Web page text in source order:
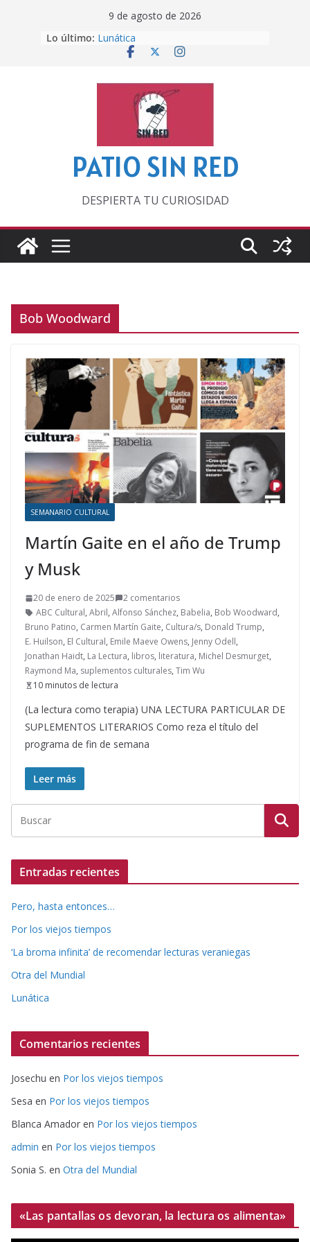
9 de agosto de 2026
Lo último: Lunática
Pero, hasta entonces…
‘La broma infinita’ de recomendar
lecturas veraniegas
Otra del Mundial
PATIO SIN RED
DESPIERTA TU CURIOSIDAD
Bob Woodward
SEMANARIO CULTURAL
Martín Gaite en el año de Trump
y Musk
20 de enero de 2025
2 comentarios
ABC Cultural, Abril, Alfonso Sánchez, Babelia, Bob Woodward,
Bruno Patino, Carmen Martín Gaite, Cultura/s, Donald Trump,
E. Huilson, El Cultural, Emile Maeve Owens, Jenny Odell,
Jonathan Haidt, La Lectura, libros, literatura, Michel Desmurget,
Raymond Ma, suplementos culturales, Tim Wu
10 minutos de lectura
(La lectura como terapia) UNA LECTURA PARTICULAR DE
SUPLEMENTOS LITERARIOS Como reza el título del
programa de fin de semana
Leer más
Entradas recientes
Pero, hasta entonces…
Por los viejos tiempos
‘La broma infinita’ de recomendar lecturas veraniegas
Otra del Mundial
Lunática
Comentarios recientes
Josechu en Por los viejos tiempos
Sesa en Por los viejos tiempos
Blanca Amador en Por los viejos tiempos
admin en Por los viejos tiempos
Sonia S. en Otra del Mundial
«Las pantallas os devoran, la lectura os alimenta»